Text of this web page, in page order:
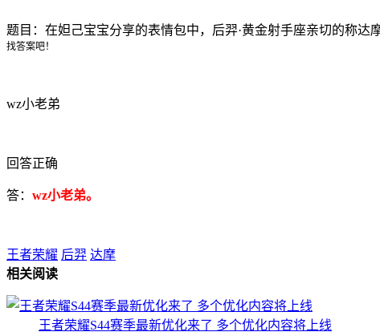
题目：在妲己宝宝分享的表情包中，后羿·黄金射手座亲切的称
找答案吧！
wz小老弟
回答正确
答： wz小老弟。
王者荣耀 后羿 达摩
相关阅读
王者荣耀S44赛季最新优化来了 多个优化内容将上线